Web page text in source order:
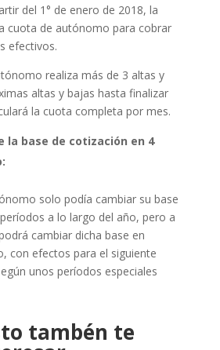
del 1° de enero de 2018, la
cuota de autónomo para cobrar
efectivos.
realiza más de 3 altas y
altas y bajas hasta finalizar
la cuota completa por mes.
la base de cotización en 4
solo podía cambiar su base
a lo largo del año, pero a
cambiar dicha base en
con efectos para el siguiente
unos períodos especiales
tambén te